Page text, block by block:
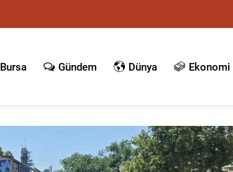
Bursa Gündem Dünya Ekonomi